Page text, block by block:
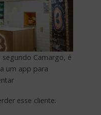
Camargo, é
um app para
esse cliente.